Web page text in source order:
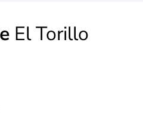
El Torillo